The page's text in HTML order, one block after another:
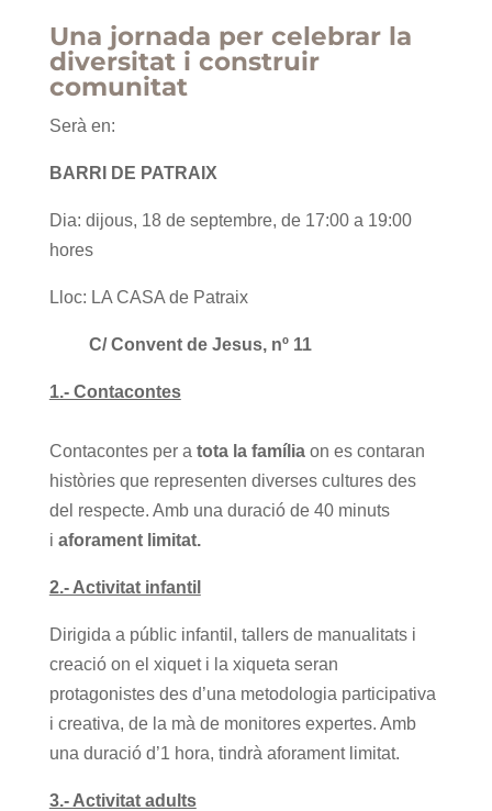
Una jornada per celebrar la
diversitat i construir
comunitat
Serà en:
BARRI DE PATRAIX
Dia: dijous, 18 de septembre, de 17:00 a 19:00
hores
Lloc: LA CASA de Patraix
C/ Convent de Jesus, nº 11
1.- Contacontes
Contacontes per a tota la famíliaon es contaran
històries que representen diverses cultures des
del respecte. Amb una duració de 40 minuts
i aforament limitat.
2.- Activitat infantil
Dirigida a públic infantil, tallers de manualitats i
creació on el xiquet i la xiqueta seran
protagonistes des d’una metodologia participativa
i creativa, de la mà de monitores expertes. Amb
una duració d’1 hora, tindrà aforament limitat.
3.- Activitat adults